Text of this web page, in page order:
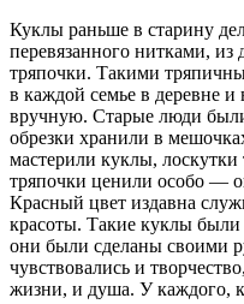
Куклы раньше в старину
перевязанного нитками, из
тряпочки. Такими
в каждой семье в деревне и
вручную. Старые люди
обрезки хранили в
мастерили куклы,
тряпочки ценили особо —
Красный цвет издавна
красоты. Такие куклы были
они были сделаны своими
чувствовались и
жизни, и душа. У каждого,